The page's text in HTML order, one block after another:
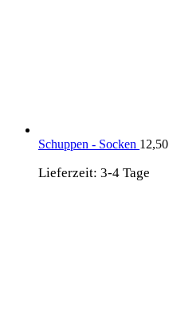
Schuppen - Socken 12,50
Lieferzeit: 3-4 Tage